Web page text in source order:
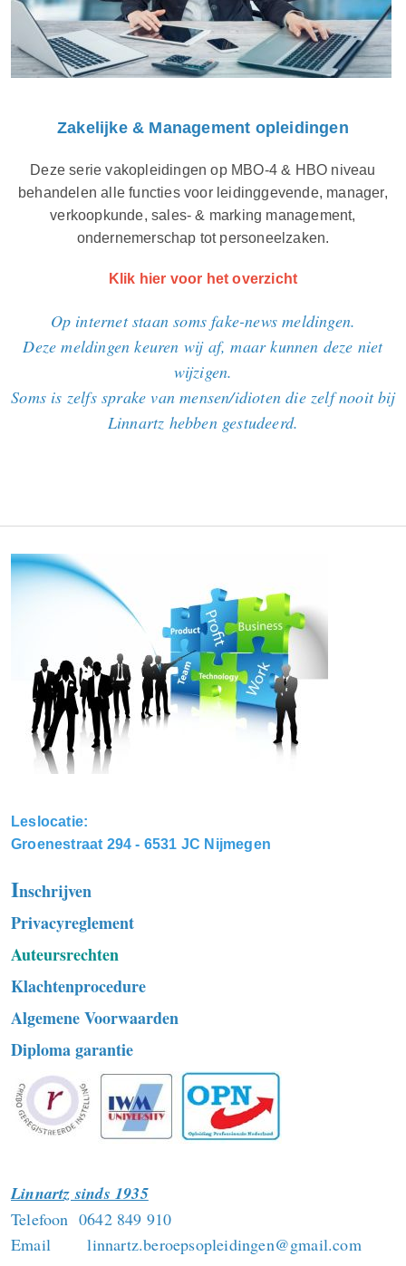
Zakelijke & Management opleidingen
Deze serie vakopleidingen op MBO-4 & HBO niveau
behandelen alle functies voor leidinggevende, manager,
verkoopkunde, sales- & marking management,
ondernemerschap tot personeelzaken.
Klik hier voor het overzicht
Op internet staan soms fake-news meldingen.
Deze meldingen keuren wij af, maar kunnen deze niet
wijzigen.
Soms is zelfs sprake van mensen/idioten die zelf nooit bij
Linnartz hebben gestudeerd.
Leslocatie:
Groenestraat 294 - 6531 JC Nijmegen
Inschrijven
Privacyreglement
Auteursrechten
Klachtenprocedure
Algemene Voorwaarden
Diploma garantie
Linnartz sinds 1935
Telefoon 0642 849 910
Email linnartz.beroepsopleidingen@gmail.com